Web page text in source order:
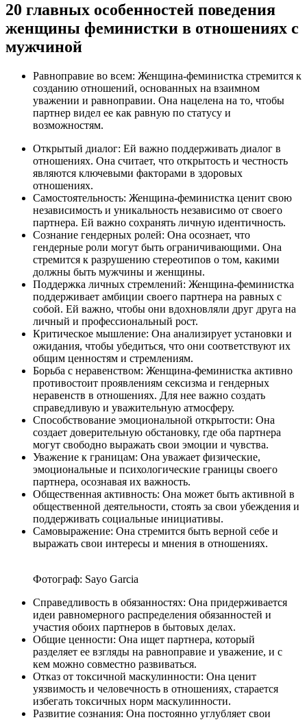
20 главных особенностей поведения
женщины феминистки в отношениях с
мужчиной
Равноправие во всем: Женщина-феминистка стремится к
созданию отношений, основанных на взаимном
уважении и равноправии. Она нацелена на то, чтобы
партнер видел ее как равную по статусу и
возможностям.
Открытый диалог: Ей важно поддерживать диалог в
отношениях. Она считает, что открытость и честность
являются ключевыми факторами в здоровых
отношениях.
Самостоятельность: Женщина-феминистка ценит свою
независимость и уникальность независимо от своего
партнера. Ей важно сохранять личную идентичность.
Сознание гендерных ролей: Она осознает, что
гендерные роли могут быть ограничивающими. Она
стремится к разрушению стереотипов о том, какими
должны быть мужчины и женщины.
Поддержка личных стремлений: Женщина-феминистка
поддерживает амбиции своего партнера на равных с
собой. Ей важно, чтобы они вдохновляли друг друга на
личный и профессиональный рост.
Критическое мышление: Она анализирует установки и
ожидания, чтобы убедиться, что они соответствуют их
общим ценностям и стремлениям.
Борьба с неравенством: Женщина-феминистка активно
противостоит проявлениям сексизма и гендерных
неравенств в отношениях. Для нее важно создать
справедливую и уважительную атмосферу.
Способствование эмоциональной открытости: Она
создает доверительную обстановку, где оба партнера
могут свободно выражать свои эмоции и чувства.
Уважение к границам: Она уважает физические,
эмоциональные и психологические границы своего
партнера, осознавая их важность.
Общественная активность: Она может быть активной в
общественной деятельности, стоять за свои убеждения и
поддерживать социальные инициативы.
Самовыражение: Она стремится быть верной себе и
выражать свои интересы и мнения в отношениях.
Фотограф: Sayo Garcia
Справедливость в обязанностях: Она придерживается
идеи равномерного распределения обязанностей и
участия обоих партнеров в бытовых делах.
Общие ценности: Она ищет партнера, который
разделяет ее взгляды на равноправие и уважение, и с
кем можно совместно развиваться.
Отказ от токсичной маскулинности: Она ценит
уязвимость и человечность в отношениях, старается
избегать токсичных норм маскулинности.
Развитие сознания: Она постоянно углубляет свои